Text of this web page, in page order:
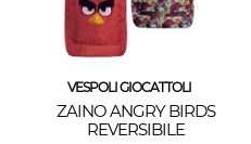
VESPOLI GIOCATTOLI
ZAINO ANGRY BIRDS
REVERSIBILE